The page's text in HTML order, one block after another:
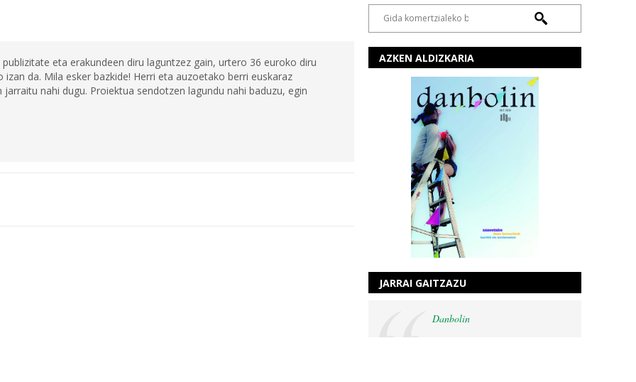
eta erakundeen diru laguntzez gain, urtero 36 euroko diru
da. Mila esker bazkide! Herri eta auzoetako berri euskaraz
nahi dugu. Proiektua sendotzen lagundu nahi baduzu, egin
AZKEN ALDIZKARIA
JARRAI GAITZAZU
Danbolin